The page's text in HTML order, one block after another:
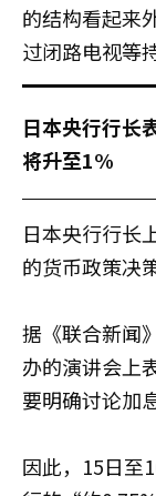
的结构看起来
过闭路电视等
日本央行行长
将升至1%
日本央行行长
的货币政策决
据《联合新闻
办的演讲会上
要明确讨论加
因此，15日至